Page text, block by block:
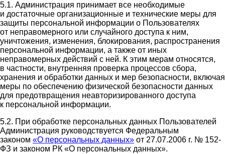
5.1. Администрация принимает все необходимые
и достаточные организационные и технические меры для
защиты персональной информации о Пользователях
от неправомерного или случайного доступа к ним,
уничтожения, изменения, блокирования, распространения
персональной информации, а также от иных
неправомерных действий с ней. К этим мерам относятся,
в частности, внутренняя проверка процессов сбора,
хранения и обработки данных и мер безопасности, включая
меры по обеспечению физической безопасности данных
для предотвращения неавторизированного доступа
к персональной информации.
5.2. При обработке персональных данных Пользователей
Администрация руководствуется Федеральным
законом «О персональных данных» от 27.07.2006 г. № 152-
ФЗ и законом РК «О персональных данных».